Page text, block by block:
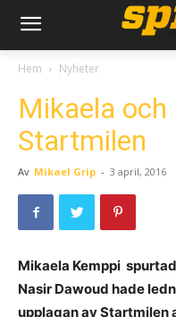
Hem Nyheter
Mikaela
Startmilen
Av Mikael Grip - 3 april, 2016
Mikaela Kemppi
Nasir Dawoud hade
upplagan av Startmilen